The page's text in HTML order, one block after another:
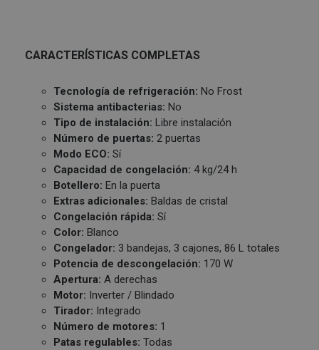
CARACTERÍSTICAS COMPLETAS
Tecnología de refrigeración: No Frost
Sistema antibacterias: No
Tipo de instalación: Libre instalación
Número de puertas: 2 puertas
Modo ECO: Sí
Capacidad de congelación: 4 kg/24 h
Botellero: En la puerta
Extras adicionales: Baldas de cristal
Congelación rápida: Sí
Color: Blanco
Congelador: 3 bandejas, 3 cajones, 86 L totales
Potencia de descongelación: 170 W
Apertura: A derechas
Motor: Inverter / Blindado
Tirador: Integrado
Número de motores: 1
Patas regulables: Todas